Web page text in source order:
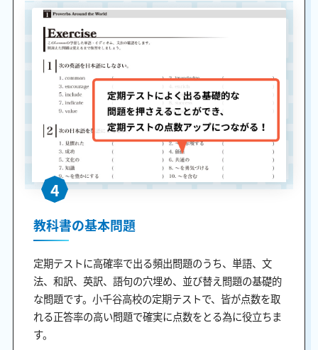
4
教科書の基本問題
定期テストに高確率で出る頻出問題のうち、単語、文
法、和訳、英訳、語句の穴埋め、並び替え問題の基礎的
な問題です。小千谷高校の定期テストで、皆が点数を取
れる正答率の高い問題で確実に点数をとる為に役立ちま
す。